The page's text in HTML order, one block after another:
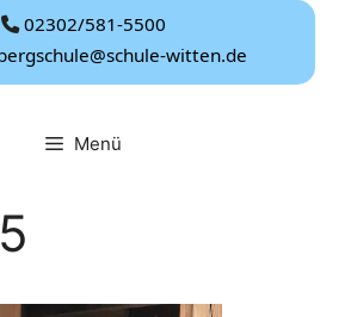
02302/581-5500
witten.de
Menü